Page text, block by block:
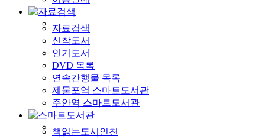
자료검색
신착도서
인기도서
DVD 목록
연속간행물 목록
제물포역 스마트도서관
주안역 스마트도서관
책읽는도시인천